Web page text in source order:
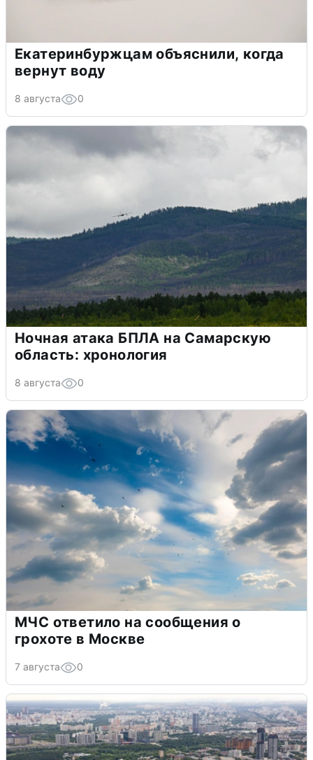
Екатеринбуржцам объяснили, когда
вернут воду
8 августа 0
Ночная атака БПЛА на Самарскую
область: хронология
8 августа 0
МЧС ответило на сообщения о
грохоте в Москве
7 августа 0